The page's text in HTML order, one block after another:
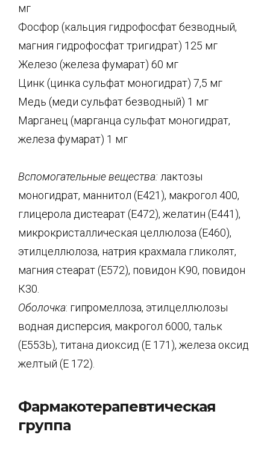
мг
Фосфор (кальция гидрофосфат безводный,
магния гидрофосфат тригидрат) 125 мг
Железо (железа фумарат) 60 мг
Цинк (цинка сульфат моногидрат) 7,5 мг
Медь (меди сульфат безводный) 1 мг
Марганец (марганца сульфат моногидрат,
железа фумарат) 1 мг
Вспомогательные вещества: лактозы
моногидрат, маннитол (Е421), макрогол 400,
глицерола дистеарат (Е472), желатин (Е441),
микрокристаллическая целлюлоза (Е460),
этилцеллюлоза, натрия крахмала гликолят,
магния стеарат (Е572), повидон К90, повидон
К30.
Оболочка: гипромеллоза, этилцеллюлозы
водная дисперсия, макрогол 6000, тальк
(Е553Ь), титана диоксид (Е 171), железа оксид
желтый (Е 172).
Фармакотерапевтическая
группа